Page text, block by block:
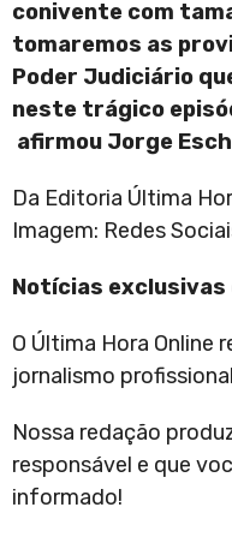
conivente com
tomaremos as
Poder Judiciário
neste trágico
afirmou Jorge
Da Editoria Última
Imagem: Redes
Notícias
O Última Hora
jornalismo
Nossa redação
responsável e que
informado!